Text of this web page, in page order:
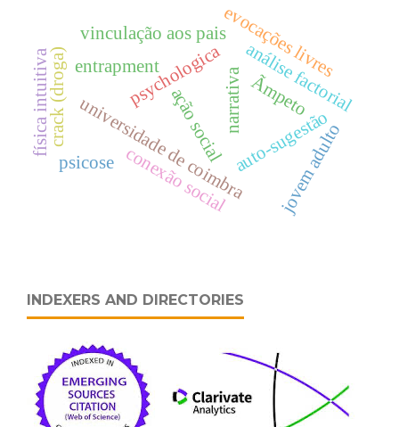
auto-sugestão
ação social
universidade de coimbra
psychologica análise factorial
narrativa
entrapment evocações livres
jovem adulto
crack (droga)
conexão social
vinculação aos pais
psicose
física intuitiva Ãmpeto
INDEXERS AND DIRECTORIES